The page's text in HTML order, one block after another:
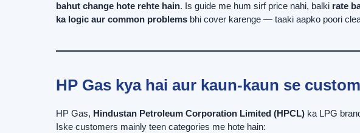
bahut change hote rehte hain. Is guide me hum sirf price nahi, balki rate
ka logic aur common problems bhi cover karenge — taaki aapko poori
HP Gas kya hai aur kaun-kaun se
HP Gas, Hindustan Petroleum Corporation Limited (HPCL) ka LPG
Iske customers mainly teen categories me hote hain: